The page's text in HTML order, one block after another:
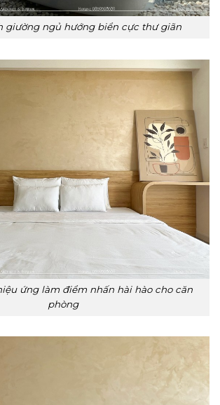
giường ngủ hướng biển cực thư giãn
ứng làm điểm nhấn hài hào cho căn
phòng